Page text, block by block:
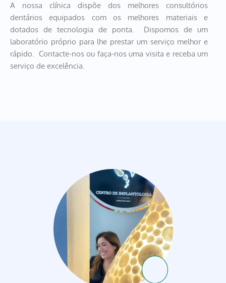
A nossa clínica dispõe dos melhores consultórios
dentários equipados com os melhores materiais e
dotados de tecnologia de ponta.  Dispomos de um
laboratório próprio para lhe prestar um serviço melhor e
rápido.  Contacte-nos ou faça-nos uma visita e receba um
serviço de excelência.